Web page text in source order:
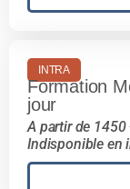
INTRA
Formation
jour
A partir de 1450
Indisponible en